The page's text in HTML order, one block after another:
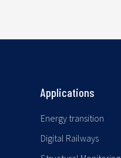
Applications
Energy transition
Digital Railways